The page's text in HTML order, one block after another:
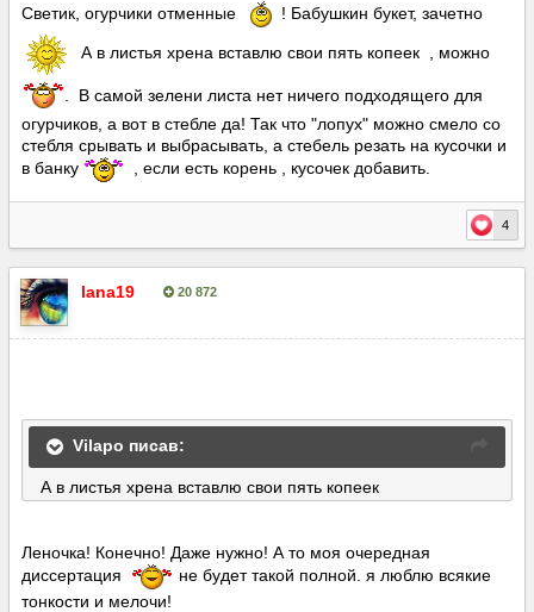
Светик, огурчики отменные ! Бабушкин букет, зачетно
А в листья хрена вставлю свои пять копеек , можно
. В самой зелени листа нет ничего подходящего для
огурчиков, а вот в стебле да! Так что "лопух" можно смело со
стебля срывать и выбрасывать, а стебель резать на кусочки и
в банку
, если есть корень , кусочек добавить.
4
lana19 20 872
Vilapo писав:
А в листья хрена вставлю свои пять копеек
Леночка! Конечно! Даже нужно! А то моя очередная
диссертация
не будет такой полной. я люблю всякие
тонкости и мелочи!